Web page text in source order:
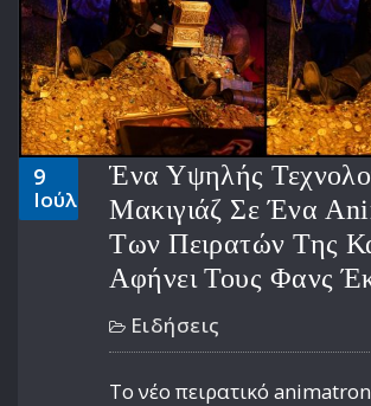
9
Ιούλ
Ένα Υψηλής
Μακιγιάζ Σε Ένα
Των Πειρατών Της
Αφήνει Τους Φανς
Ειδήσεις
Το νέο πειρατικό